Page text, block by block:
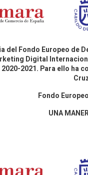
del Fondo Europeo
Digital
2021. Para ello ha
Fondo
UNA